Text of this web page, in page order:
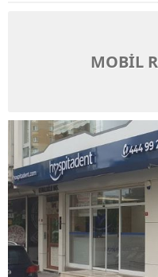
MOBİL